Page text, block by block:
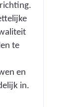
te
en
in.